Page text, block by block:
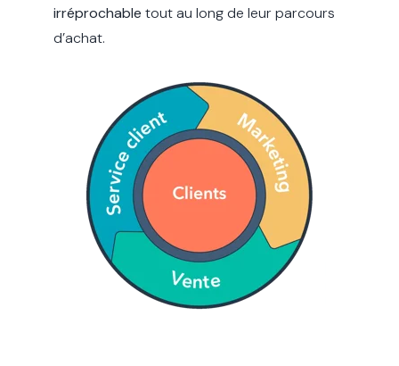
irréprochable tout au long de leur parcours
d’achat.